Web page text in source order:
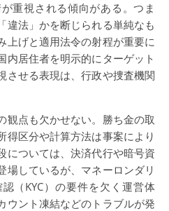
重視される傾向がある。つま
違法」かを断じられる単純なも
上げと適用法令の射程が重要に
内居住者を明示的にターゲット
させる表現は、行政や捜査機関
観点も欠かせない。勝ち金の取
得区分や計算方法は事案により
については、決済代行や暗号資
場しているが、マネーロンダリ
（KYC）の要件を欠く運営体
ウント凍結などのトラブルが発